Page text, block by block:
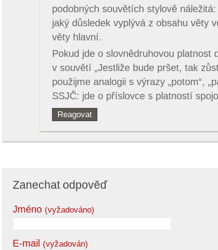
podobných souvětích stylově
jaký důsledek vyplývá z obsahu věty
věty hlavní.
Pokud jde o slovnědruhovou platnost
v souvětí „Jestliže bude pršet, tak
použijme analogii s výrazy „potom“,
SSJČ: jde o příslovce s platností
Reagovat
Zanechat odpověď
Jméno (vyžadováno)
E-mail (vyžadován)